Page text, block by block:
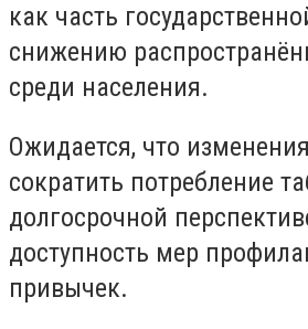
как часть
снижению
среди населения.
Ожидается, что
сократить потребление
долгосрочной
доступность мер
привычек.